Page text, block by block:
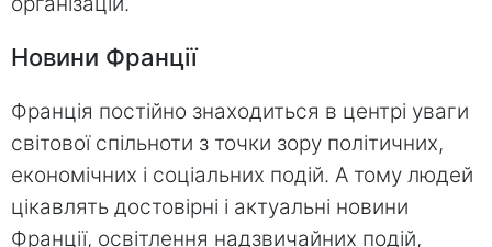
Новини Франції
Франція постійно знаходиться в центрі уваги
світової спільноти з точки зору політичних,
економічних і соціальних подій. А тому людей
цікавлять достовірні і актуальні новини
Франції, освітлення надзвичайних подій,